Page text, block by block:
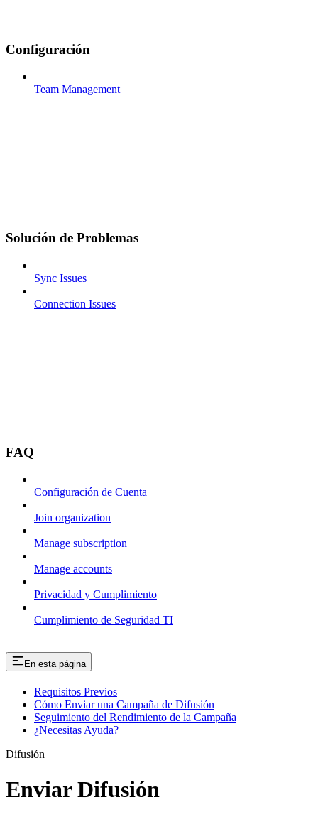
Configuración
Team Management
Solución de Problemas
Sync Issues
Connection Issues
FAQ
Configuración de Cuenta
Join organization
Manage subscription
Manage accounts
Privacidad y Cumplimiento
Cumplimiento de Seguridad TI
En esta página
Requisitos Previos
Cómo Enviar una Campaña de Difusión
Seguimiento del Rendimiento de la Campaña
¿Necesitas Ayuda?
Difusión
Enviar Difusión